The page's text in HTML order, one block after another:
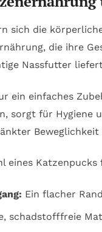
sich die
die ihre
Nassfutter
ein einfaches
sorgt für Hygiene
eines
Ein flacher
schadstofffreie